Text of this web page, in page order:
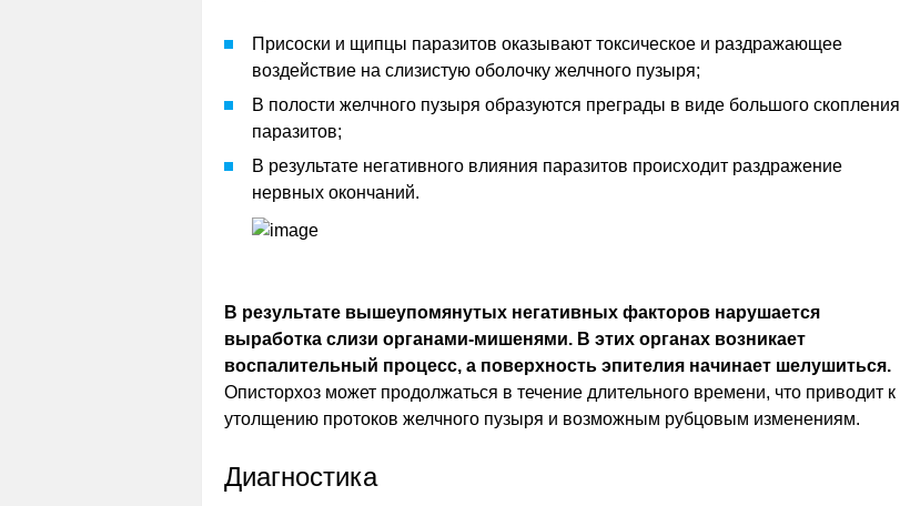
Присоски и щипцы паразитов оказывают токсическое и раздражающее
воздействие на слизистую оболочку желчного пузыря;
В полости желчного пузыря образуются преграды в виде большого скопления
паразитов;
В результате негативного влияния паразитов происходит раздражение
нервных окончаний.
В результате вышеупомянутых негативных факторов нарушается
выработка слизи органами-мишенями. В этих органах возникает
воспалительный процесс, а поверхность эпителия начинает шелушиться.
Описторхоз может продолжаться в течение длительного времени, что приводит к
утолщению протоков желчного пузыря и возможным рубцовым изменениям.
Диагностика